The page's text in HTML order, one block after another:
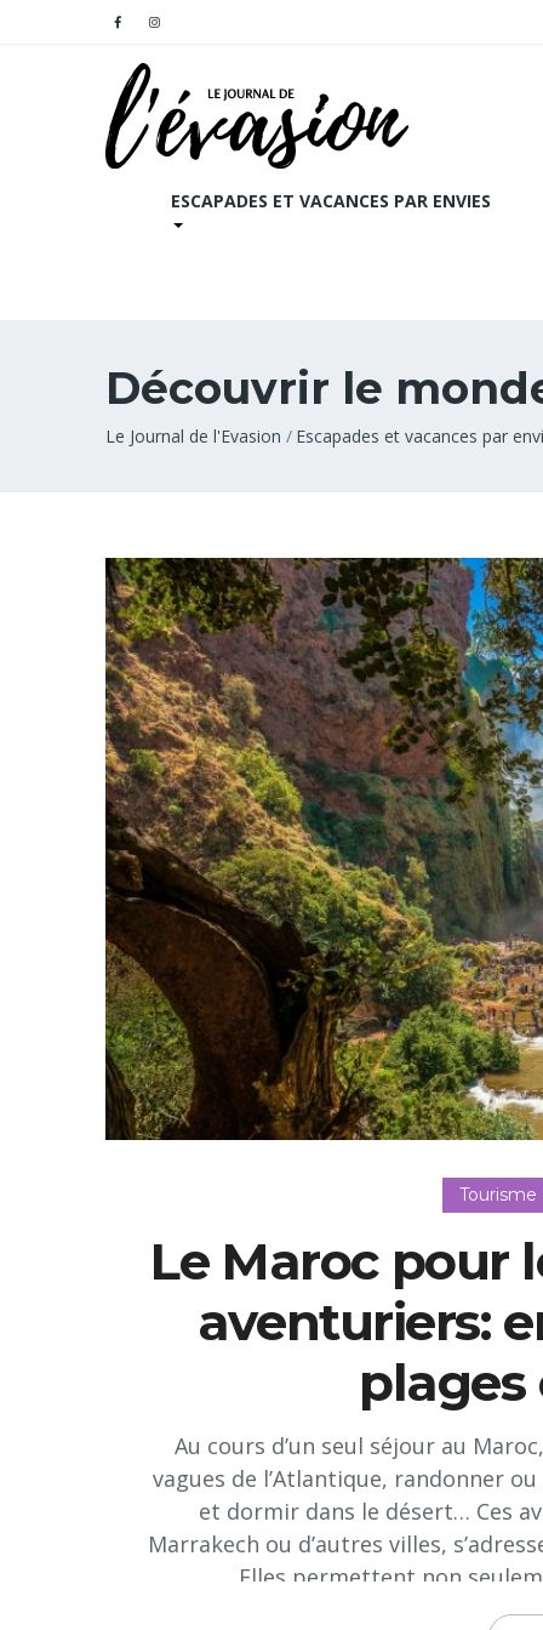
ESCAPADES ET VACANCES PAR ENVIES
Découvrir le
Fil
Le Journal de l'Evasion Escapades et vacances par
Le Maroc pour
aventuriers:
plages
Au cours d’un seul séjour au
vagues de l’Atlantique, randonner
et dormir dans le désert… Ces
Marrakech ou d’autres villes,
Elles permettent non